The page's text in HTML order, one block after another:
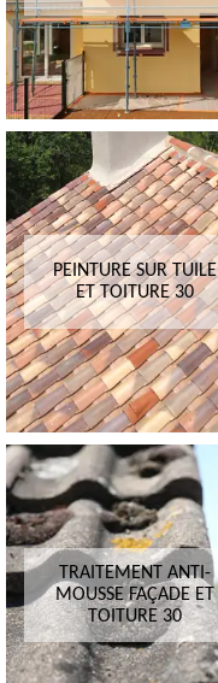
PEINTURE SUR TUILE
ET TOITURE 30
TRAITEMENT ANTI-
MOUSSE FAÇADE ET
TOITURE 30